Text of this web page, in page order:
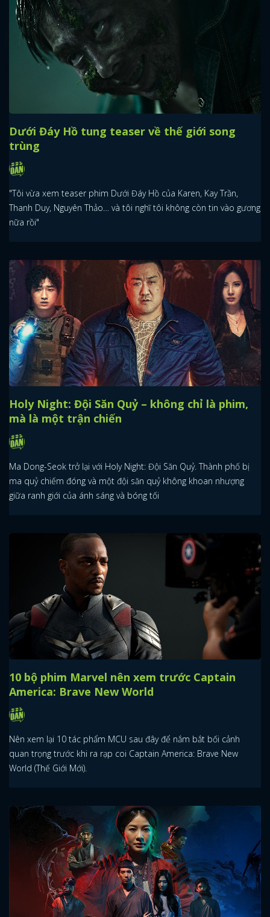
FACEBOOK GOOGLE
Dưới Đáy Hồ tung teaser về thế giới song
trùng
"Tôi vừa xem teaser phim Dưới Đáy Hồ của Karen, Kay Trần,
Thanh Duy, Nguyên Thảo… và tôi nghĩ tôi không còn tin vào gương
nữa rồi"
Holy Night: Đội Săn Quỷ – không chỉ là phim,
mà là một trận chiến
Ma Dong-Seok trở lại với Holy Night: Đội Săn Quỷ. Thành phố bị
ma quỷ chiếm đóng và một đội săn quỷ không khoan nhượng
giữa ranh giới của ánh sáng và bóng tối
10 bộ phim Marvel nên xem trước Captain
America: Brave New World
Nên xem lại 10 tác phẩm MCU sau đây để nắm bắt bối cảnh
quan trọng trước khi ra rạp coi Captain America: Brave New
World (Thế Giới Mới).